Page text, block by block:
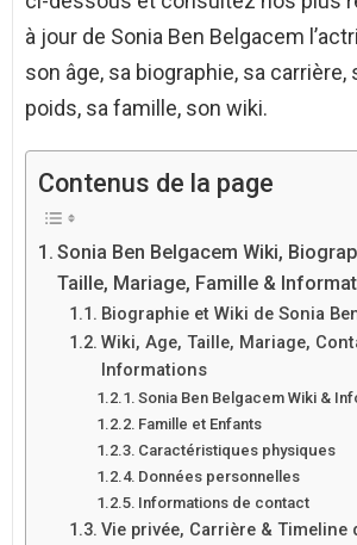
à jour de Sonia Ben Belgacem
son âge, sa biographie, sa carrière,
poids, sa famille, son wiki.
Contenus de la page
Sonia Ben Belgacem Wiki,
Taille, Mariage, Famille &
Biographie et Wiki de Sonia
Wiki, Age, Taille, Mariage,
Informations
Sonia Ben Belgacem Wiki &
Famille et Enfants
Caractéristiques physiques
Données personnelles
Informations de contact
Vie privée, Carrière & Timeline